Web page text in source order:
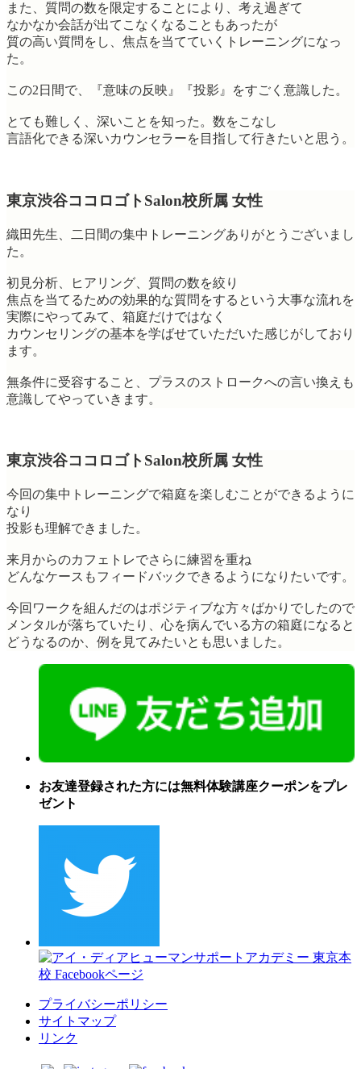
また、質問の数を限定することにより、考え過ぎて
なかなか会話が出てこなくなることもあったが
質の高い質問をし、焦点を当てていくトレーニングになっ
た。
この2日間で、『意味の反映』『投影』をすごく意識した。
とても難しく、深いことを知った。数をこなし
言語化できる深いカウンセラーを目指して行きたいと思う。
東京渋谷ココロゴトSalon校所属 女性
織田先生、二日間の集中トレーニングありがとうございまし
た。
初見分析、ヒアリング、質問の数を絞り
焦点を当てるための効果的な質問をするという大事な流れを
実際にやってみて、箱庭だけではなく
カウンセリングの基本を学ばせていただいた感じがしており
ます。
無条件に受容すること、プラスのストロークへの言い換えも
意識してやっていきます。
東京渋谷ココロゴトSalon校所属 女性
今回の集中トレーニングで箱庭を楽しむことができるように
なり
投影も理解できました。
来月からのカフェトレでさらに練習を重ね
どんなケースもフィードバックできるようになりたいです。
今回ワークを組んだのはポジティブな方々ばかりでしたので
メンタルが落ちていたり、心を病んでいる方の箱庭になると
どうなるのか、例を見てみたいとも思いました。
お友達登録された方には無料体験講座クーポンをプレ
ゼント
プライバシーポリシー
サイトマップ
リンク